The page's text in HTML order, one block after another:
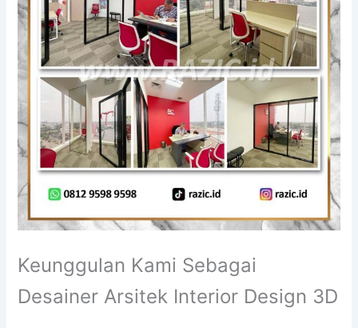
Keunggulan Kami Sebagai
Desainer Arsitek Interior Design 3D